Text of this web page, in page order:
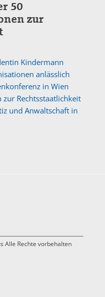
50
zur
Kindermann
anlässlich
in Wien
Rechtsstaatlichkeit
und Anwaltschaft in
Alle Rechte vorbehalten